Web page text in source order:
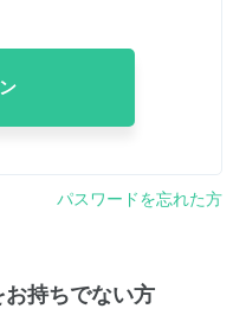
パスワードを忘れた方
持ちでない方